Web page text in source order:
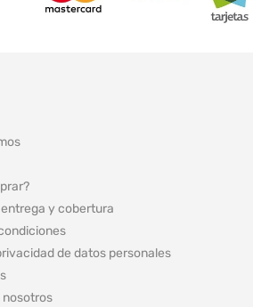
y cobertura
de datos personales
nosotros